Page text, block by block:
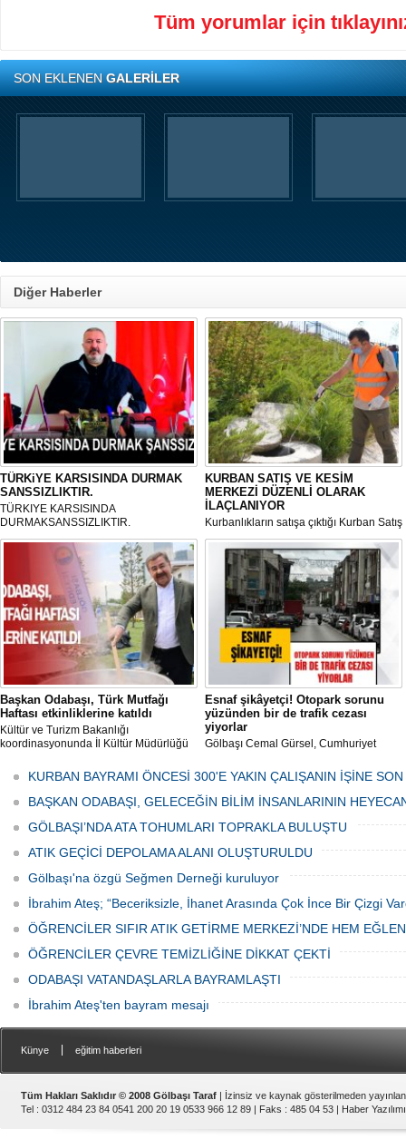
Tüm yorumlar için
SON EKLENENGALERİLER
Diğer Haberler
TÜRKiYE KARSISINDA DURMAK
SANSSIZLIKTIR.
TÜRKIYE KARSISINDA
DURMAKSANSSIZLIKTIR.
KURBAN SATIŞ VE KESİM
MERKEZİ DÜZENLİ OLARAK
İLAÇLANIYOR
Kurbanlıkların satışa çıktığı Kurban Satış
ve Kesim Merkezi, haşere ve
mikropların önüne geçilmesi amacıyla
her gün Gölbaşı Belediyesi ekipleri
tarafından düzenli olarak ilaçlanıyor.
Başkan Odabaşı, Türk Mutfağı
Haftası etkinliklerine katıldı
Kültür ve Turizm Bakanlığı
koordinasyonunda İl Kültür Müdürlüğü
Haftası" etkinlikleri Ankara'da devam
ediyor.
Esnaf şikâyetçi! Otopark sorunu
yüzünden bir de trafik cezası
yiyorlar
Gölbaşı Cemal Gürsel, Cumhuriyet
bulunan esnaf ve alışverişe gelen
vatandaşlar park cezaları yüzünden
canından bezdi.
KURBAN BAYRAMI ÖNCESİ 300'E YAKIN ÇALIŞANIN İŞİNE
BAŞKAN ODABAŞI, GELECEĞİN BİLİM İNSANLARININ
GÖLBAŞI’NDA ATA TOHUMLARI TOPRAKLA BULUŞTU
ATIK GEÇİCİ DEPOLAMA ALANI OLUŞTURULDU
Gölbaşı'na özgü Seğmen Derneği kuruluyor
İbrahim Ateş; “Beceriksizle, İhanet Arasında Çok İnce Bir Çizgi
ÖĞRENCİLER SIFIR ATIK GETİRME MERKEZİ’NDE HEM
ÖĞRENCİLER ÇEVRE TEMİZLİĞİNE DİKKAT ÇEKTİ
ODABAŞI VATANDAŞLARLA BAYRAMLAŞTI
İbrahim Ateş'ten bayram mesajı
Künye eğitim haberleri
Tüm Hakları Saklıdır © 2008 Gölbaşı Taraf | İzinsiz ve kaynak gösterilmeden
Tel : 0312 484 23 84 0541 200 20 19 0533 966 12 89 | Faks : 485 04 53 | Haber Yazılımı